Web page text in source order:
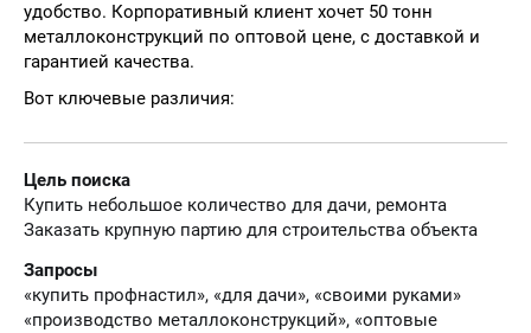
удобство. Корпоративный клиент хочет 50 тонн
металлоконструкций по оптовой цене, с доставкой и
гарантией качества.
Вот ключевые различия:
Цель поиска
Купить небольшое количество для дачи, ремонта
Заказать крупную партию для строительства объекта
Запросы
«купить профнастил», «для дачи», «своими руками»
«производство металлоконструкций», «оптовые